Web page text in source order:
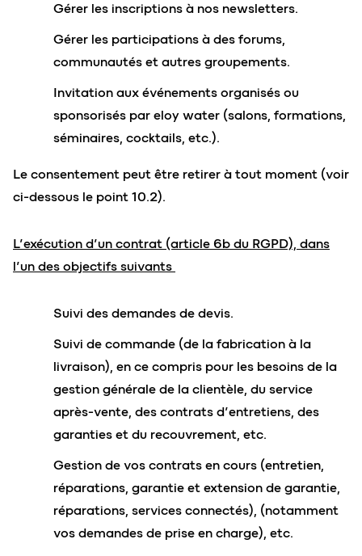
Gérer les inscriptions à nos newsletters.
Gérer les participations à des forums,
communautés et autres groupements.
Invitation aux événements organisés ou
sponsorisés par eloy water (salons, formations,
séminaires, cocktails, etc.).
Le consentement peut être retirer à tout moment (voir
ci-dessous le point 10.2).
L’exécution d’un contrat (article 6b du RGPD), dans
l’un des objectifs suivants
Suivi des demandes de devis.
Suivi de commande (de la fabrication à la
livraison), en ce compris pour les besoins de la
gestion générale de la clientèle, du service
après-vente, des contrats d’entretiens, des
garanties et du recouvrement, etc.
Gestion de vos contrats en cours (entretien,
réparations, garantie et extension de garantie,
réparations, services connectés), (notamment
vos demandes de prise en charge), etc.